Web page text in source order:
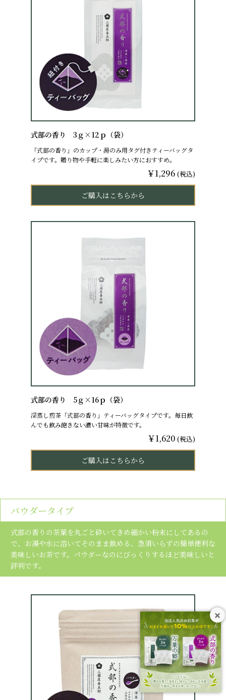
式部の香り 3ｇ×12ｐ（袋）
「式部の香り」のカップ・湯のみ用タグ付きティーバッグタ
イプです。贈り物や手軽に楽しみたい方におすすめ。
￥1,296 (税込)
ご購入はこちらから
式部の香り 5ｇ×16ｐ（袋）
深蒸し煎茶「式部の香り」ティーバッグタイプです。毎日飲
んでも飲み飽きない濃い甘味が特徴です。
￥1,620 (税込)
ご購入はこちらから
パウダータイプ
式部の香りの茶葉を丸ごと砕いてきめ細かい粉末にしてあるの
で、お湯や水に溶いてそのまま飲める、急須いらずの簡単便利な
美味しいお茶です。パウダーなのにびっくりするほど美味しいと
評判です。